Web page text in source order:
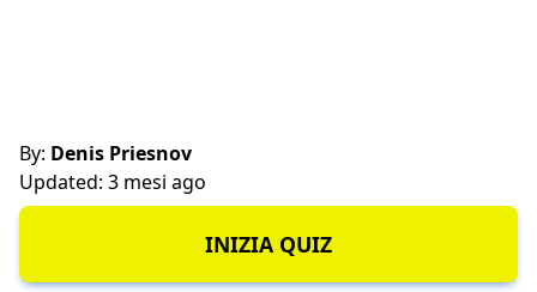
By: Denis Priesnov
Updated: 3 mesi ago
INIZIA QUIZ